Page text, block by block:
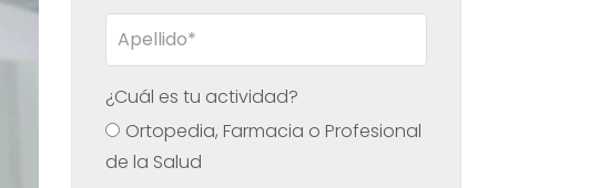
¿Cuál es tu actividad?
Ortopedia, Farmacia o Profesional
de la Salud